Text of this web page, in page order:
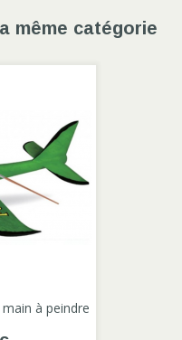
même catégorie
à peindre